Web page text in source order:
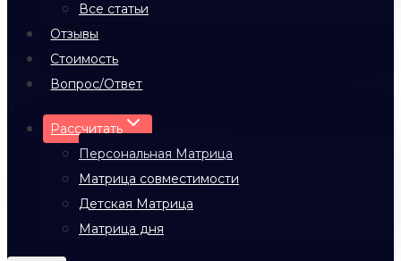
Все статьи
Отзывы
Стоимость
Вопрос/Ответ
Рассчитать
Персональная Матрица
Матрица совместимости
Детская Матрица
Матрица дня